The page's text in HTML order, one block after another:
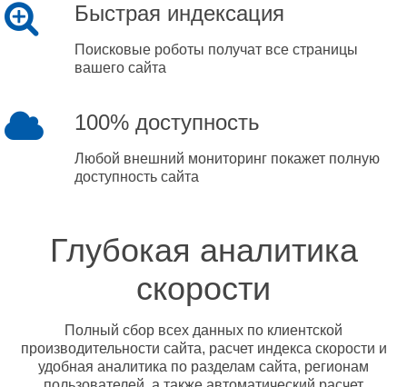
Быстрая индексация
Поисковые роботы получат все страницы
вашего сайта
100% доступность
Любой внешний мониторинг покажет полную
доступность сайта
Глубокая аналитика
скорости
Полный сбор всех данных по клиентской
производительности сайта, расчет индекса скорости и
удобная аналитика по разделам сайта, регионам